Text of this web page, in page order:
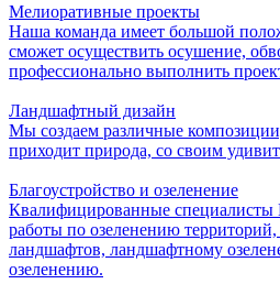
Мелиоративные проекты
Наша команда имеет большой
сможет осуществить осушение,
профессионально выполнить
Ландшафтный дизайн
Мы создаем различные
приходит природа, со своим
Благоустройство и озеленение
Квалифицированные
работы по озеленению территорий,
ландшафтов, ландшафтному
озеленению.